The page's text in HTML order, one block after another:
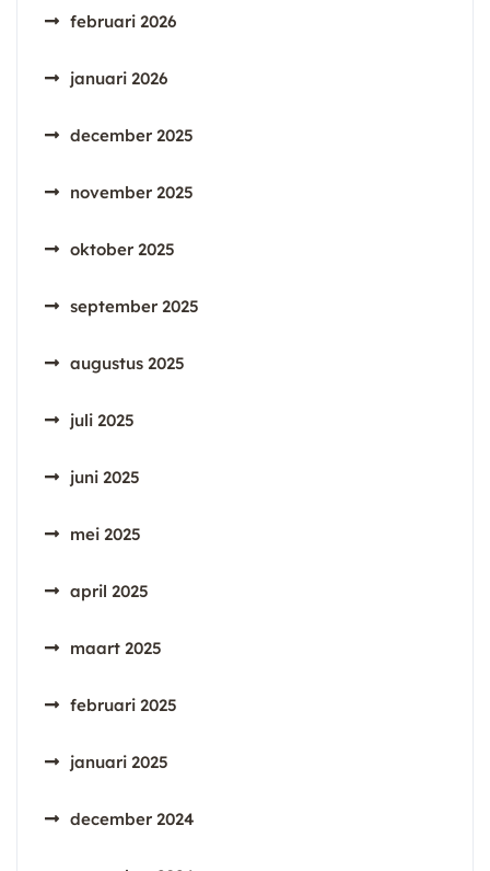
februari 2026
januari 2026
december 2025
november 2025
oktober 2025
september 2025
augustus 2025
juli 2025
juni 2025
mei 2025
april 2025
maart 2025
februari 2025
januari 2025
december 2024